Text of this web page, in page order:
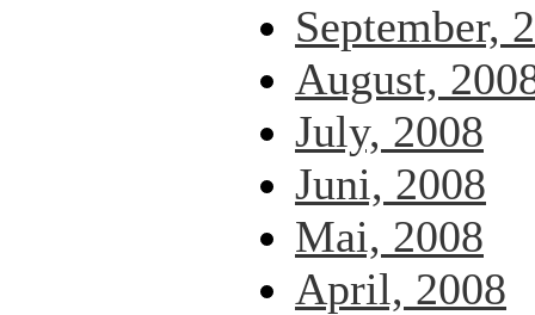
September,
August,
July, 2008
Juni, 2008
Mai, 2008
April, 2008